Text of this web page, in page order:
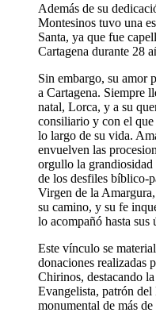
Además de su
Montesinos tuvo una
Santa, ya que fue
Cartagena durante 28
Sin embargo, su amor
a Cartagena. Siempre
natal, Lorca, y a su
consiliario y con el
lo largo de su vida.
envuelven las
orgullo la
de los desfiles bíblico-
Virgen de la
su camino, y su fe
lo acompañó hasta sus
Este vínculo se
donaciones realizadas
Chirinos, destacando
Evangelista, patrón
monumental de más de